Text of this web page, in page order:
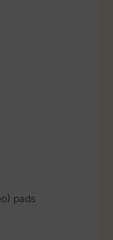
pads